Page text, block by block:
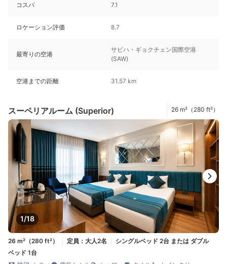
コスパ 7.1
ロケーション評価 8.7
最寄りの空港
サビハ・ギョクチェン国際空港
(SAW)
空港までの距離 31.57 km
スーペリアルーム (Superior) 26 m²（280 ft²）
1/18
26 m²（280 ft²） 定員：大人2名
シングルベッド 2台 または ダブル
ベッド 1台